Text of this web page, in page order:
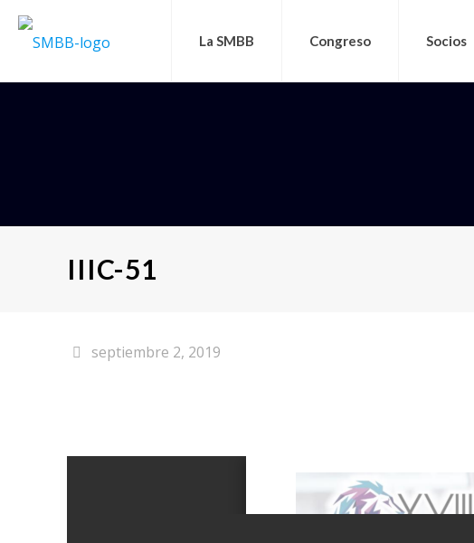
La SMBB Congreso Socios
IIIC-51
septiembre 2, 2019